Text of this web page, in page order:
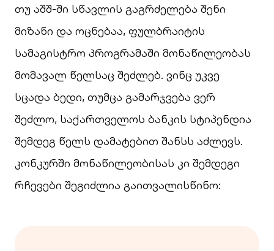
თუ აშშ-ში სწავლის გაგრძელება შენი
მიზანი და ოცნებაა, ფულბრაიტის
სამაგისტრო პროგრამაში მონაწილეობას
მომავალ წელსაც შეძლებ. ვინც უკვე
სცადა ბედი, თუმცა გამარჯვება ვერ
შეძლო, საქართველოს ბანკის სტიპენდია
შემდეგ წელს დამატებით შანსს აძლევს.
კონკურში მონაწილეობისას კი შემდეგი
რჩევები შეგიძლია გაითვალისწინო: